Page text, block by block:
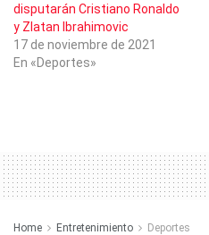
disputarán Cristiano Ronaldo
y Zlatan Ibrahimovic
17 de noviembre de 2021
En «Deportes»
Home Entretenimiento Deportes